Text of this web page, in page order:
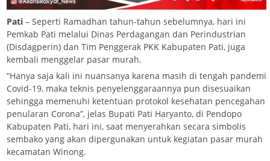
Pati – Seperti Ramadhan tahun-tahun sebelumnya, hari ini
Pemkab Pati melalui Dinas Perdagangan dan Perindustrian
(Disdagperin) dan Tim Penggerak PKK Kabupaten Pati, juga
kembali menggelar pasar murah.
“Hanya saja kali ini nuansanya karena masih di tengah pandemi
Covid-19, maka teknis penyelenggaraannya pun disesuaikan
sehingga memenuhi ketentuan protokol kesehatan pencegahan
penularan Corona”, jelas Bupati Pati Haryanto, di Pendopo
Kabupaten Pati, hari ini, saat menyerahkan secara simbolis
sembako yang akan dipergunakan untuk kegiatan pasar murah
kecamatan Winong.